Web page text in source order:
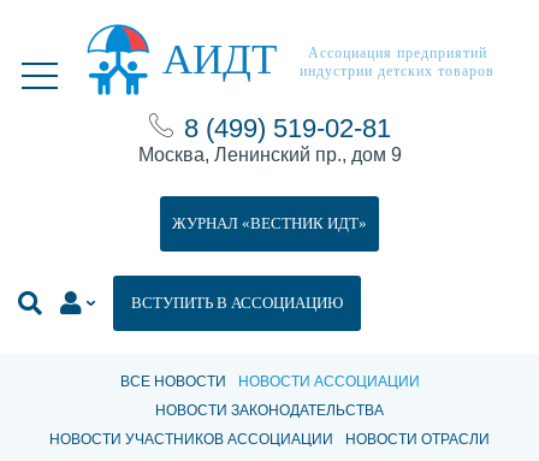
АИДТ
Ассоциация предприятий
индустрии детских товаров
8 (499) 519-02-81
Москва, Ленинский пр., дом 9
ВСТУПИТЬ В АССОЦИАЦИЮ
ЖУРНАЛ «ВЕСТНИК ИДТ»
ВСЕ НОВОСТИ
НОВОСТИ АССОЦИАЦИИ
НОВОСТИ ЗАКОНОДАТЕЛЬСТВА
НОВОСТИ УЧАСТНИКОВ АССОЦИАЦИИ
НОВОСТИ ОТРАСЛИ